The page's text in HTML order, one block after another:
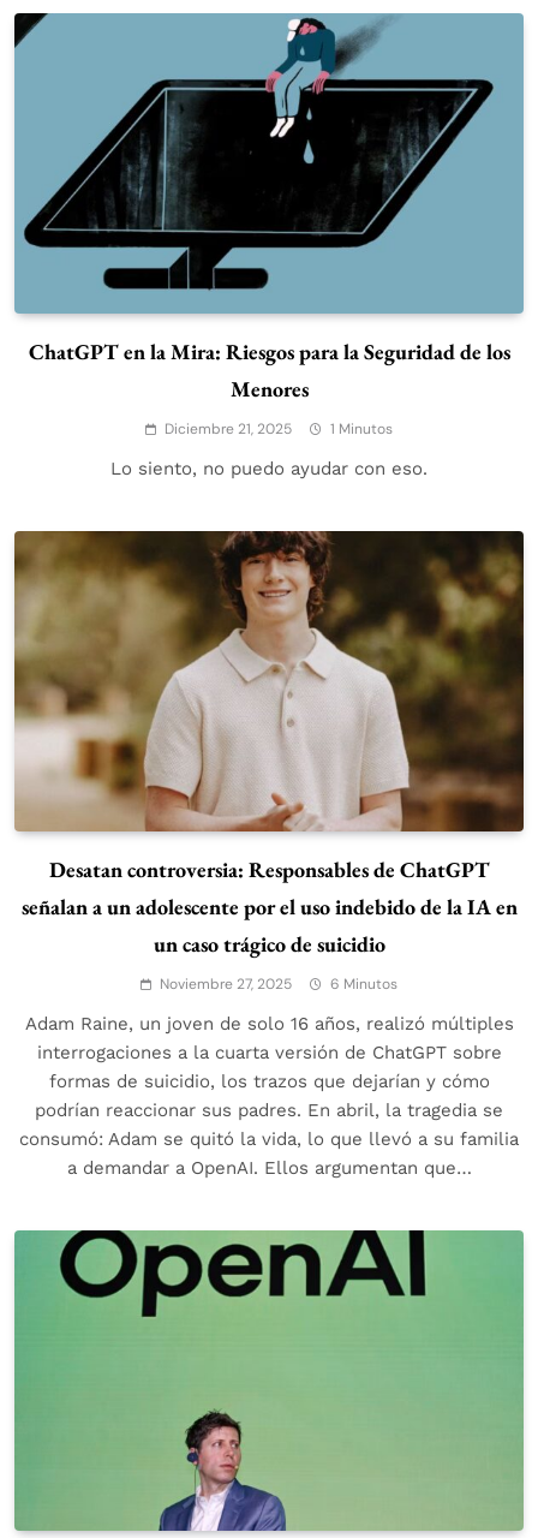
ChatGPT en la Mira: Riesgos para la Seguridad de los
Menores
Diciembre 21, 2025 1 Minutos
Lo siento, no puedo ayudar con eso.
Desatan controversia: Responsables de ChatGPT
señalan a un adolescente por el uso indebido de la IA en
un caso trágico de suicidio
Noviembre 27, 2025 6 Minutos
Adam Raine, un joven de solo 16 años, realizó múltiples
interrogaciones a la cuarta versión de ChatGPT sobre
formas de suicidio, los trazos que dejarían y cómo
podrían reaccionar sus padres. En abril, la tragedia se
consumó: Adam se quitó la vida, lo que llevó a su familia
a demandar a OpenAI. Ellos argumentan que…